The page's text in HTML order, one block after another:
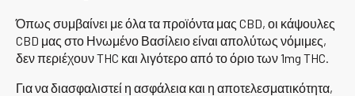
Όπως συμβαίνει με όλα τα προϊόντα μας CBD, οι κάψουλες
CBD μας στο Ηνωμένο Βασίλειο είναι απολύτως νόμιμες,
δεν περιέχουν THC και λιγότερο από το όριο των 1mg THC.
Για να διασφαλιστεί η ασφάλεια και η αποτελεσματικότητα,